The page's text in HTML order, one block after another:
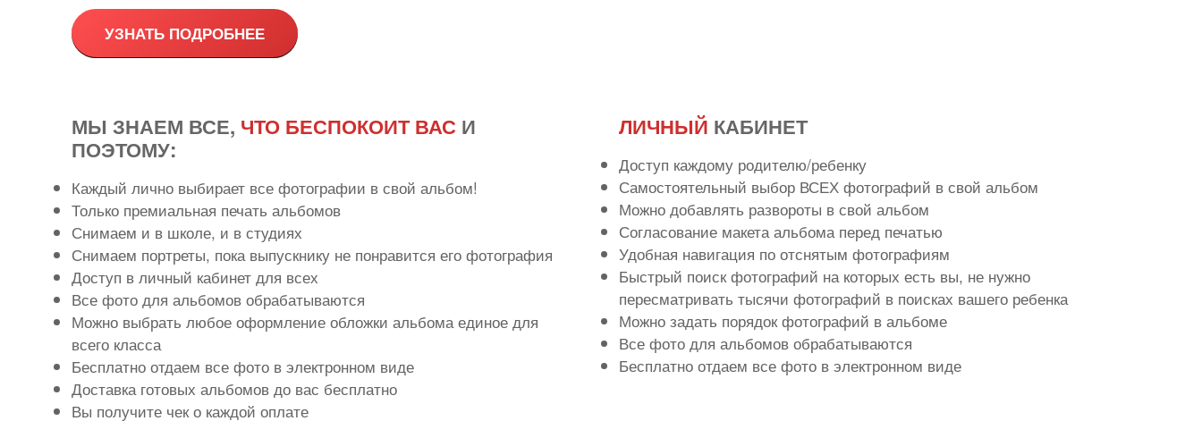
УЗНАТЬ ПОДРОБНЕЕ
МЫ ЗНАЕМ ВСЕ, ЧТО БЕСПОКОИТ ВАС И
ПОЭТОМУ:
Каждый лично выбирает все фотографии в свой альбом!
Только премиальная печать альбомов
Снимаем и в школе, и в студиях
Снимаем портреты, пока выпускнику не понравится его фотография
Доступ в личный кабинет для всех
Все фото для альбомов обрабатываются
Можно выбрать любое оформление обложки альбома единое для
всего класса
Бесплатно отдаем все фото в электронном виде
Доставка готовых альбомов до вас бесплатно
Вы получите чек о каждой оплате
ЛИЧНЫЙ КАБИНЕТ
Доступ каждому родителю/ребенку
Самостоятельный выбор ВСЕХ фотографий в свой альбом
Можно добавлять развороты в свой альбом
Согласование макета альбома перед печатью
Удобная навигация по отснятым фотографиям
Быстрый поиск фотографий на которых есть вы, не нужно
пересматривать тысячи фотографий в поисках вашего ребенка
Можно задать порядок фотографий в альбоме
Все фото для альбомов обрабатываются
Бесплатно отдаем все фото в электронном виде